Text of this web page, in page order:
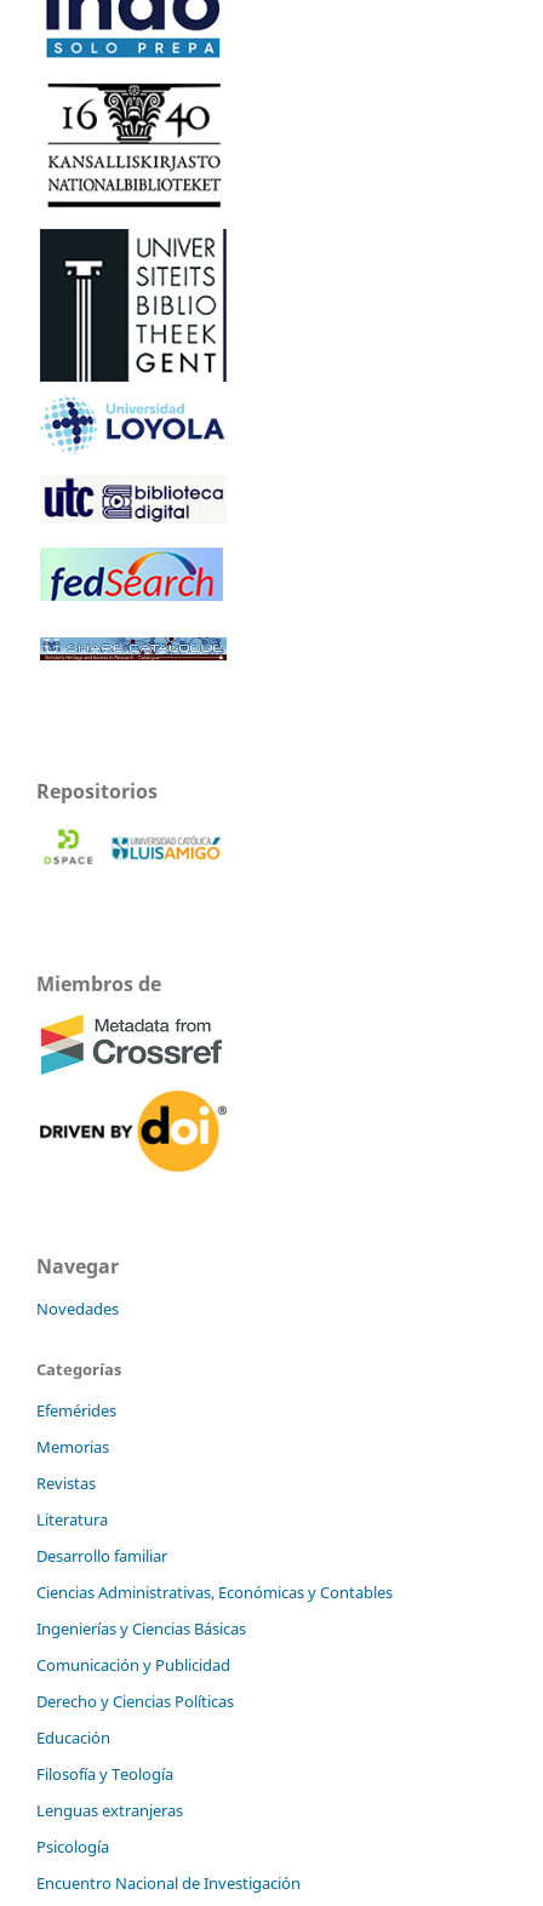
Repositorios
Miembros de
Navegar
Novedades
Categorías
Efemérides
Memorias
Revistas
Literatura
Desarrollo familiar
Ciencias Administrativas, Económicas y Contables
Ingenierías y Ciencias Básicas
Comunicación y Publicidad
Derecho y Ciencias Políticas
Educación
Filosofía y Teología
Lenguas extranjeras
Psicología
Encuentro Nacional de Investigación